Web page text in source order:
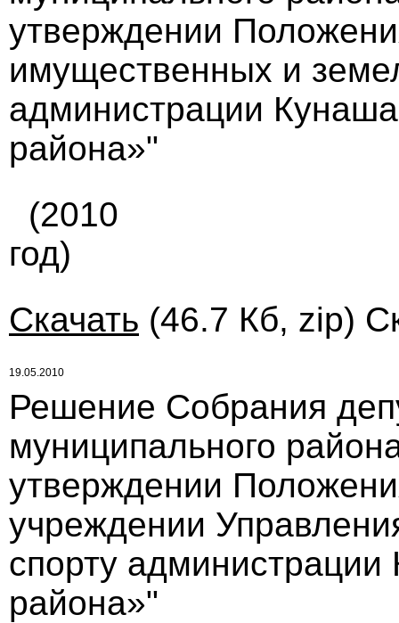
утверждении
имущественных и
администрации
района»"
(2010
год)
Скачать (46.7 Кб, zip)
19.05.2010
Решение Собрания
муниципального
утверждении
учреждении
спорту администрации
района»"